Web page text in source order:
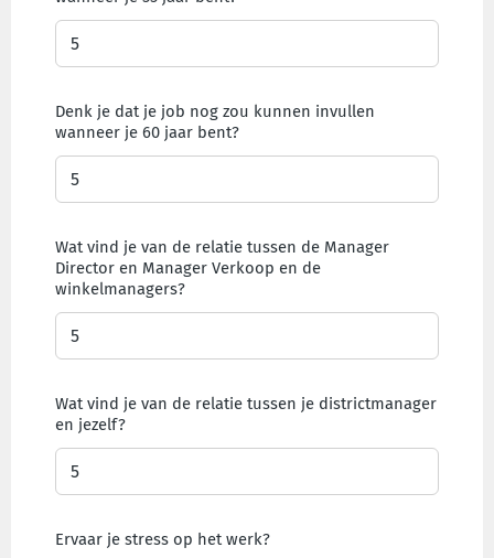
Denk je dat je job nog zou kunnen invullen
wanneer je 60 jaar bent?
Wat vind je van de relatie tussen de Manager
Director en Manager Verkoop en de
winkelmanagers?
Wat vind je van de relatie tussen je districtmanager
en jezelf?
Ervaar je stress op het werk?